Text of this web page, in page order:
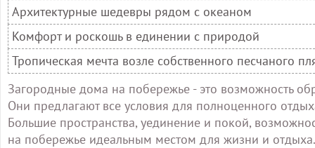
Архитектурные шедевры рядом с океаном
Комфорт и роскошь в единении с природой
Тропическая мечта возле собственного песчаного
Загородные дома на побережье - это возможность
Они предлагают все условия для полноценного
Большие пространства, уединение и покой,
на побережье идеальным местом для жизни и отдыха.